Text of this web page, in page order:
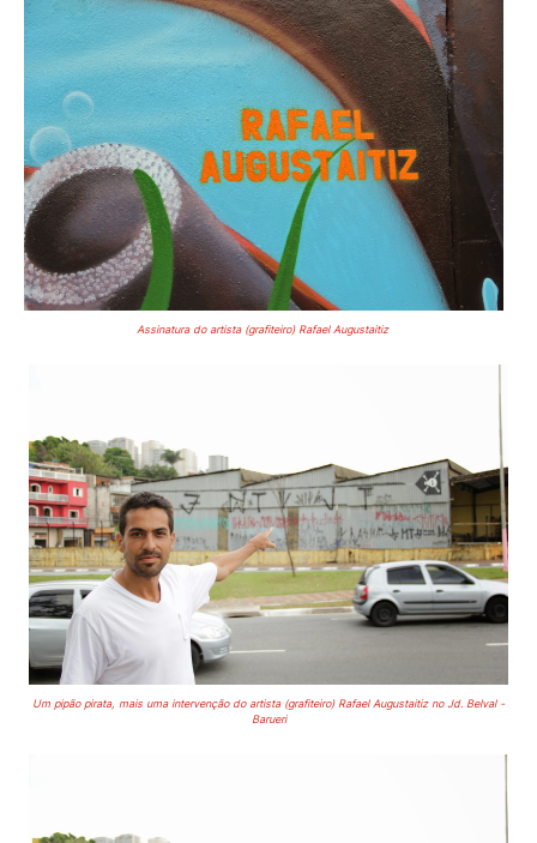
Assinatura do artista (grafiteiro) Rafael Augustaitiz
Um pipão pirata, mais uma intervenção do artista (grafiteiro) Rafael Augustaitiz no Jd. Belval -
Barueri